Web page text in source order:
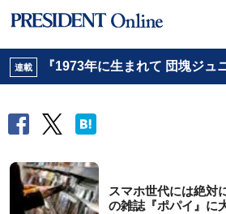
連載 『1973年に生まれて 団塊ジュ
スマホ世代には絶対
の雑誌『ポパイ』に